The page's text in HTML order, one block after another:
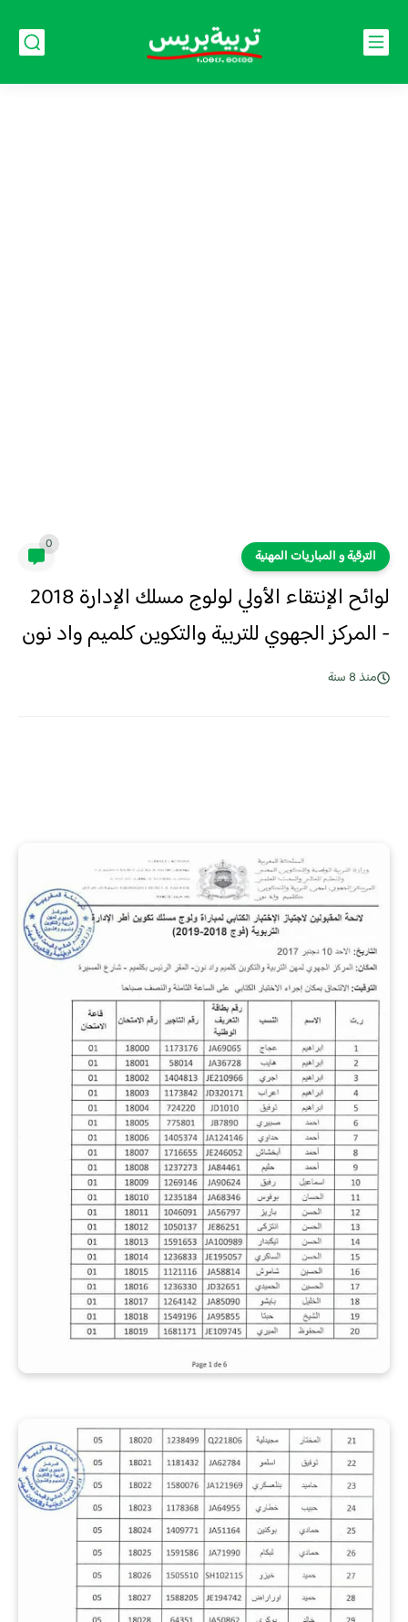
الترقية و المباريات المهنية
0
لوائح الإنتقاء الأولي لولوج مسلك الإدارة 2018
- المركز الجهوي للتربية والتكوين كلميم واد نون
منذ 8 سنة